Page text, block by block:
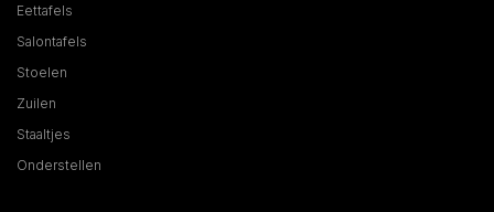
Eettafels
Salontafels
Stoelen
Zuilen
Staaltjes
Onderstellen